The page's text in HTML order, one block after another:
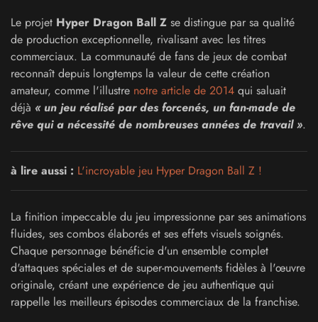
Le projet Hyper Dragon Ball Z se distingue par sa qualité
de production exceptionnelle, rivalisant avec les titres
commerciaux. La communauté de fans de jeux de combat
reconnaît depuis longtemps la valeur de cette création
amateur, comme l'illustre notre article de 2014 qui saluait
déjà « un jeu réalisé par des forcenés, un fan-made de
rêve qui a nécessité de nombreuses années de travail ».
à lire aussi : L'incroyable jeu Hyper Dragon Ball Z !
La finition impeccable du jeu impressionne par ses animations
fluides, ses combos élaborés et ses effets visuels soignés.
Chaque personnage bénéficie d'un ensemble complet
d'attaques spéciales et de super-mouvements fidèles à l'œuvre
originale, créant une expérience de jeu authentique qui
rappelle les meilleurs épisodes commerciaux de la franchise.